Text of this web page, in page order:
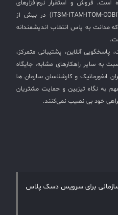
فروش و استقرار نرم‌افزارهای
حوزه‌ی(ITSM-ITAM-ITOM-COBIT-WSM-ISO20000-SIEM) در بیش از
که مدانت به پاس انتخاب اندیشمندانه
پاسخگویی آنلاین، پشتیبانی متمرکز،
به سایر راهکارهای مشابه، جایگاه
انفورماتیک و کارشناسان سازمان ها
به نگاه تیزبین و حمایت مشتریان
خود بی نصیب نمی‌کنند.
سازمانی برای سرویس دسک پلاس